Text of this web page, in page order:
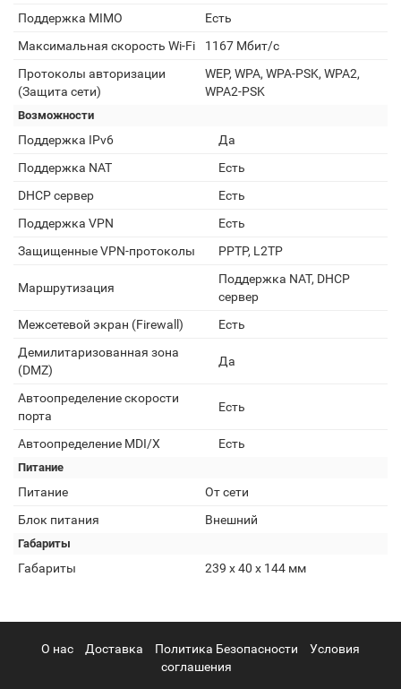
Поддержка MIMO
Есть
Максимальная скорость Wi-Fi
1167 Мбит/с
Протоколы авторизации
(Защита сети)
WEP, WPA, WPA-PSK, WPA2,
WPA2-PSK
Возможности
Поддержка IPv6
Да
Поддержка NAT
Есть
DHCP сервер
Есть
Поддержка VPN
Есть
Защищенные VPN-протоколы
PPTP, L2TP
Маршрутизация
Поддержка NAT, DHCP
сервер
Межсетевой экран (Firewall)
Есть
Демилитаризованная зона
(DMZ)
Да
Автоопределение скорости
порта
Есть
Автоопределение MDI/X Есть
Питание
Питание
От сети
Блок питания
Внешний
Габариты
Габариты 239 х 40 х 144 мм
О нас Доставка Политика Безопасности
Условия
соглашения